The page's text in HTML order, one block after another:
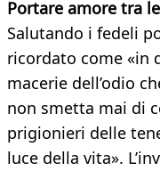
Portare amore tra
Salutando i fedeli
ricordato come «in
macerie dell’odio
non smetta mai di
prigionieri delle
luce della vita».